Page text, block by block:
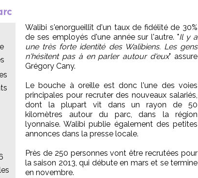
Walibi s'enorgueillît d'un taux de fidélité de 30%
de ses employés d'une année sur l'autre. "Il y a
une très forte identité des Walibiens. Les gens
n'hésitent pas à en parler autour d'eux" assure
Grégory Cany.
Le bouche à oreille est donc l'une des voies
principales pour recruter des nouveaux salariés,
dont la plupart vit dans un rayon de 50
kilomètres autour du parc, dans la région
lyonnaise. Walibi publie également des petites
annonces dans la presse locale.
Près de 250 personnes vont être recrutées pour
la saison 2013, qui débute en mars et se termine
en novembre.